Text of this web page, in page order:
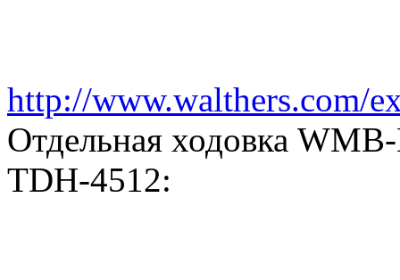
http://www.walthers.com/
Отдельная ходовка
TDH-4512: